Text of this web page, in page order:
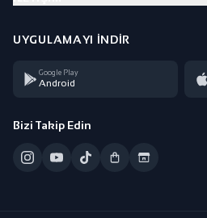
UYGULAMAYI İNDIR
Google Play
Android
Bizi Takip Edin